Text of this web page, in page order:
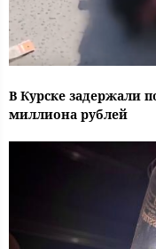
В Курске задержали
миллиона рублей